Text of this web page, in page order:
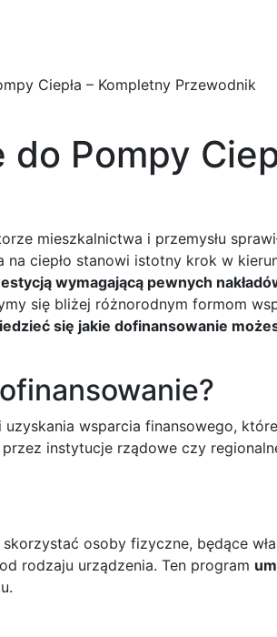
Ciepła – Kompletny Przewodnik
Pompy
mieszkalnictwa i przemysłu
ciepło stanowi istotny krok w
wymagającą pewnych
się bliżej różnorodnym formom
się jakie dofinansowanie
wsparcia finansowego,
instytucje rządowe czy
osoby fizyczne, będące
rodzaju urządzenia. Ten program